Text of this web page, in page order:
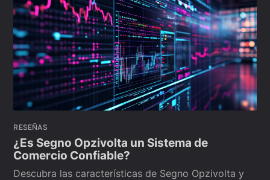
RESEÑAS
¿Es Segno Opzivolta un Sistema de
Comercio Confiable?
Descubra las características de Segno Opzivolta y